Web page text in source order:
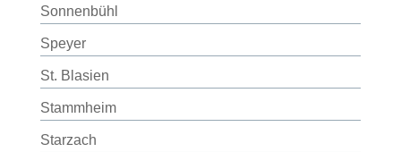
Sonnenbühl
Speyer
St. Blasien
Stammheim
Starzach